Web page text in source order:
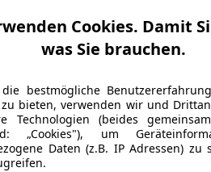
Cookies. Damit
was Sie brauchen.
bestmögliche
bieten, verwenden wir und
Technologien (beides
„Cookies"), um
Daten (z.B. IP Adressen) zu